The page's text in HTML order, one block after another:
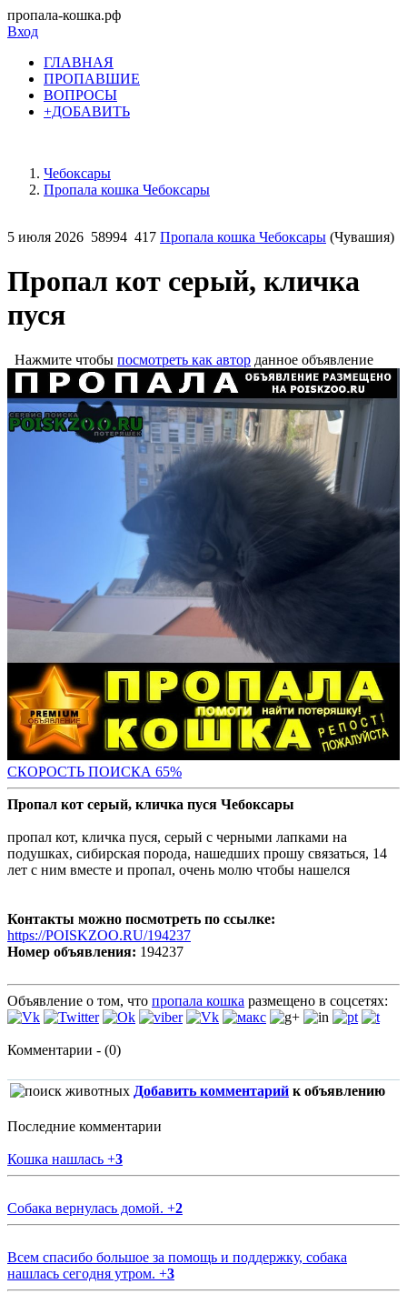
пропала-кошка.рф
Вход
ГЛАВНАЯ
ПРОПАВШИЕ
ВОПРОСЫ
+ДОБАВИТЬ
Чебоксары
Пропала кошка Чебоксары
5 июля 2026 58994 417 Пропала кошка Чебоксары (Чувашия)
Пропал кот серый, кличка
пуся
Нажмите чтобы посмотреть как автор данное объявление
СКОРОСТЬ ПОИСКА 65%
Пропал кот серый, кличка пуся Чебоксары
пропал кот, кличка пуся, серый с черными лапками на
подушках, сибирская порода, нашедших прошу связаться, 14
лет с ним вместе и пропал, очень молю чтобы нашелся
Контакты можно посмотреть по ссылке:
https://POISKZOO.RU/194237
Номер объявления: 194237
Объявление о том, что пропала кошка размещено в соцсетях:
Комментарии - (0)
Добавить комментарий к объявлению
Последние комментарии
Кошка нашлась +3
Собака вернулась домой. +2
Всем спасибо большое за помощь и поддержку, собака
нашлась сегодня утром. +3